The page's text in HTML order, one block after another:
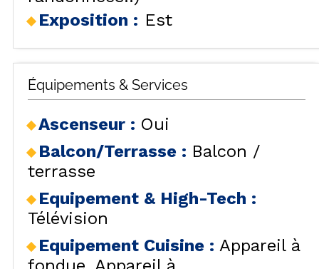
Exposition : Est
Équipements & Services
Ascenseur : Oui
Balcon/Terrasse : Balcon /
terrasse
Equipement & High-Tech :
Télévision
Equipement Cuisine : Appareil à